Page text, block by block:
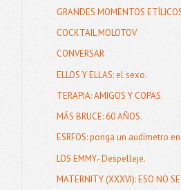
GRANDES MOMENTOS
COCKTAIL MOLOTOV
CONVERSAR
ELLOS Y ELLAS: el sexo.
TERAPIA: AMIGOS Y COPAS.
MÁS BRUCE: 60 AÑOS.
ESRFOS: ponga un audímetro
LOS EMMY.- Despelleje.
MATERNITY (XXXVI): ESO NO